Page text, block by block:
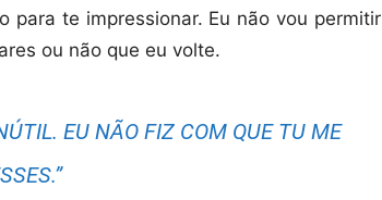
para te impressionar. Eu não vou permitir
ou não que eu volte.
EU NÃO FIZ COM QUE TU ME